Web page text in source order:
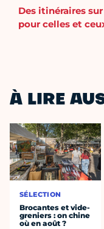
Des itinéraires
pour celles et
À LIRE
SÉLECTION
Brocantes et vide-
greniers : on chine
où en août ?